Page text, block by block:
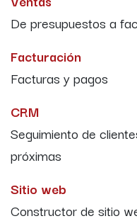
De presupuestos a
Facturación
Facturas y pagos
CRM
Seguimiento de
próximas
Sitio web
Constructor de sitio